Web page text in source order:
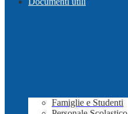
Famiglie e Studenti